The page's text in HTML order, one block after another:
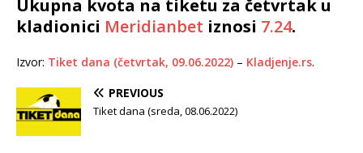
Ukupna kvota na tiketu za četvrtak u
kladionici Meridianbet iznosi 7.24.
Izvor: Tiket dana (četvrtak, 09.06.2022) – Kladjenje.rs.
PREVIOUS
Tiket dana (sreda, 08.06.2022)